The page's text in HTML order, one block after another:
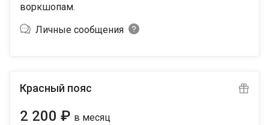
воркшопам.
Личные сообщения
Красный пояс
2 200 ₽ в месяц